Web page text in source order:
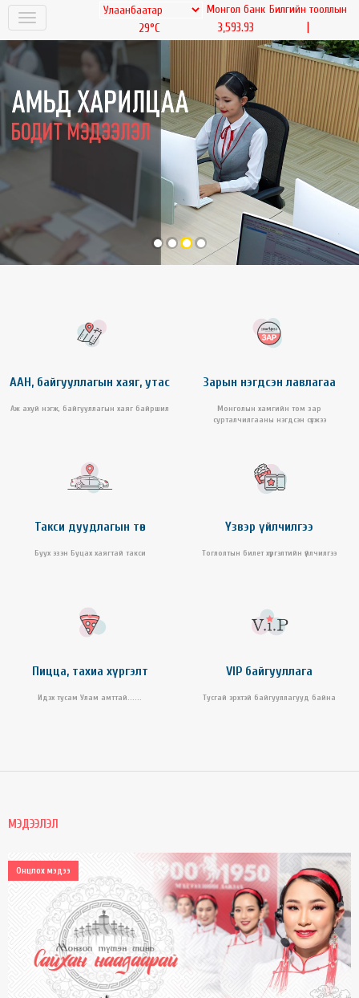
29°C
Монгол банк
3,593.93
Билгийн тооллын
ААН, байгууллагын хаяг, утас
Аж ахуй нэгж, байгууллагын хаяг байршил
Зарын нэгдсэн лавлагаа
Монголын хамгийн том зар
сурталчилгааны нэгдсэн сүлжээ
Такси дуудлагын төв
Буух эзэн Буцах хаягтай такси
Үзвэр үйлчилгээ
Тоглолтын билет хүргэлтийн үйлчилгээ
Пицца, тахиа хүргэлт
Идэх тусам Улам амттай......
VIP байгууллага
Тусгай эрхтэй байгууллагууд байна
МЭДЭЭЛЭЛ
Онцлох мэдээ